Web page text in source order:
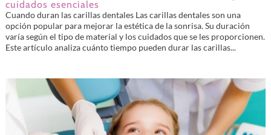
cuidados esenciales
Cuando duran las carillas dentales Las carillas dentales son una
opción popular para mejorar la estética de la sonrisa. Su duración
varía según el tipo de material y los cuidados que se les proporcionen.
Este artículo analiza cuánto tiempo pueden durar las carillas...